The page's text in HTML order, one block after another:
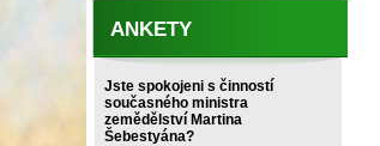
ANKETY
Jste spokojeni s činností
současného ministra
zemědělství Martina
Šebestyána?